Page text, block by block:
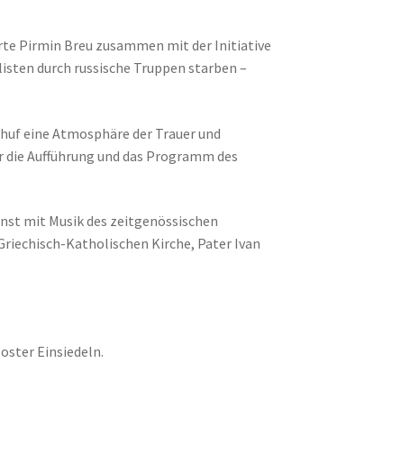
Pirmin Breu zusammen mit der Initiative
durch russische Truppen starben –
eine Atmosphäre der Trauer und
Aufführung und das Programm des
mit Musik des zeitgenössischen
Katholischen Kirche, Pater Ivan
Einsiedeln.